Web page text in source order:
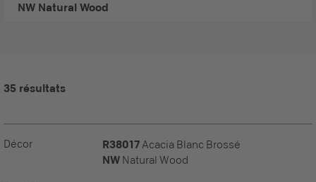
NW Natural Wood
35 résultats
Décor R38017Acacia Blanc Brossé
NW Natural Wood